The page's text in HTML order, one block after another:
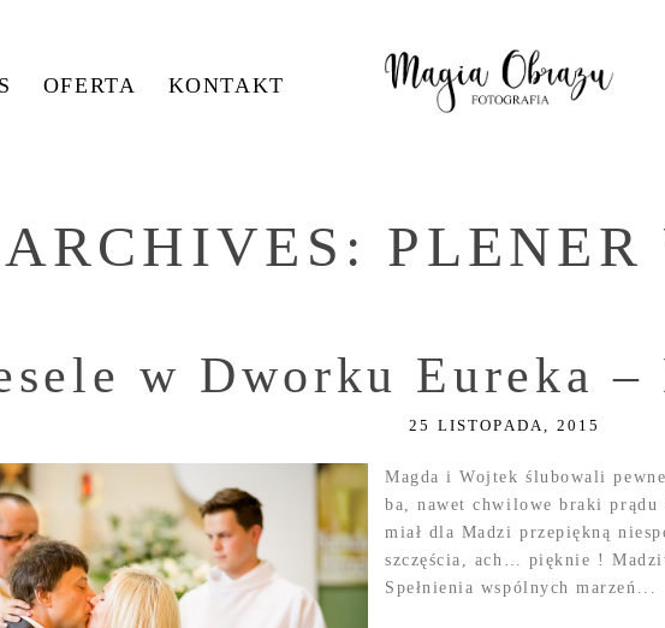
OFERTA KONTAKT
w Dworku Eureka
25 LISTOPADA, 2015
Magda i Wojtek ślubowali
ba, nawet chwilowe braki
miał dla Madzi przepiękną
szczęścia, ach… pięknie !
Spełnienia wspólnych marzeń...